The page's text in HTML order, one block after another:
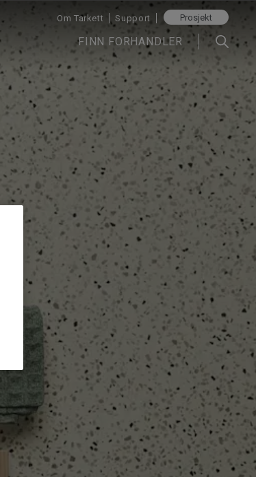
Om Tarkett Support Prosjekt
FINN FORHANDLER